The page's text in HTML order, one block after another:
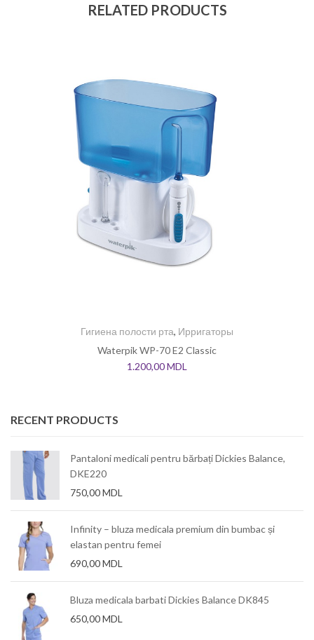
RELATED PRODUCTS
Гигиена полости рта, Ирригаторы
Waterpik WP-70 E2 Classic
1.200,00MDL
RECENT PRODUCTS
Pantaloni medicali pentru bărbați Dickies Balance,
DKE220
750,00MDL
Infinity – bluza medicala premium din bumbac și
elastan pentru femei
690,00MDL
Bluza medicala barbati Dickies Balance DK845
650,00MDL